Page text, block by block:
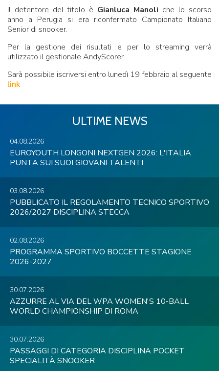
Il detentore del titolo è Gianluca Manoli che lo scorso
anno a Perugia si era riconfermato Campionato Italiano
Senior di snooker.
Per la gestione dei risultati e per lo streaming verrà
utilizzato il gestionale AndyScorer.
Sarà possibile iscriversi entro lunedì 19 febbraio al seguente
link
ULTIME NEWS
04.08.2026
EUROYOUTH LONGONI NEXTGEN 2026: L'ITALIA
PUNTA SUI SUOI GIOVANI TALENTI
03.08.2026
PUBBLICATO IL REGOLAMENTO TECNICO SPORTIVO
2026/2027 DISCIPLINA STECCA
02.08.2026
PROGRAMMA SPORTIVO BOCCETTE STAGIONE
2026-2027
30.07.2026
AZZURRE AL VIA DEL WPA WOMEN'S 10-BALL
WORLD CHAMPIONSHIP DI ROMA
30.07.2026
PASSAGGI DI CATEGORIA DISCIPLINA POCKET
SPECIALITÀ SNOOKER